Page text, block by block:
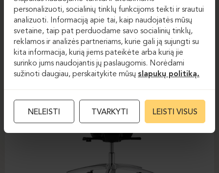
DAUPHIN-STILO
personalizuoti, socialinių tinklų funkcijoms teikti ir srautui
analizuoti. Informaciją apie tai, kaip naudojatės mūsų
svetaine, taip pat perduodame savo socialinių tinklų,
reklamos ir analizės partneriams, kurie gali ją sujungti su
kita informacija, kurią jiems pateikėte arba kurią jie
surinko jums naudojantis jų paslaugomis. Norėdami
sužinoti daugiau, perskaitykite mūsų slapukų politiką.
NELEISTI TVARKYTI LEISTI VISUS